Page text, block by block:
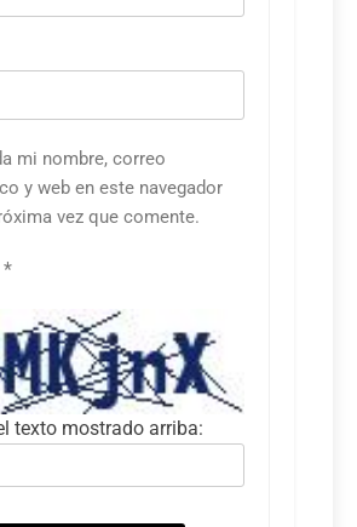
mi nombre, correo
y web en este navegador
vez que comente.
*
texto mostrado arriba: